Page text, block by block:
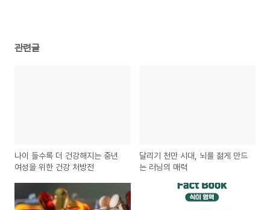
관련글
나이 들수록 더 건강해지는 중년
여성을 위한 건강 처방전
달리기 천만 시대, 뇌를 젊게 만드
는 러닝의 매력